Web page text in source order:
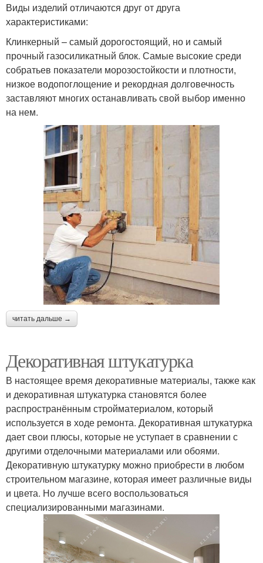
Виды изделий отличаются друг от друга
характеристиками:
Клинкерный – самый дорогостоящий, но и самый
прочный газосиликатный блок. Самые высокие среди
собратьев показатели морозостойкости и плотности,
низкое водопоглощение и рекордная долговечность
заставляют многих останавливать свой выбор именно
на нем.
читать дальше →
Декоративная штукатурка
В настоящее время декоративные материалы, также как
и декоративная штукатурка становятся более
распространённым стройматериалом, который
используется в ходе ремонта. Декоративная штукатурка
дает свои плюсы, которые не уступает в сравнении с
другими отделочными материалами или обоями.
Декоративную штукатурку можно приобрести в любом
строительном магазине, которая имеет различные виды
и цвета. Но лучше всего воспользоваться
специализированными магазинами.